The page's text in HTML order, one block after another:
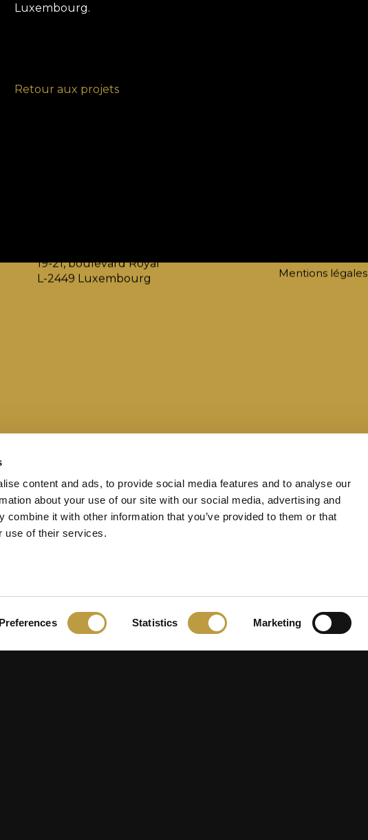
content and ads, to provide social media features and to analyse our
about your use of our site with our social media, advertising and
combine it with other information that you’ve provided to them or that
use of their services.
Preferences Statistics Marketing
Luxembourg.
Retour aux projets
19-21, boulevard Royal
L-2449 Luxembourg
Mentions légales